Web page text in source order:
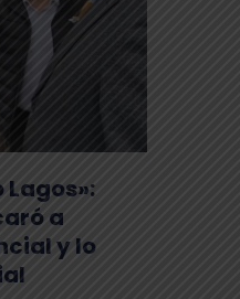
Lagos»:
a
y lo